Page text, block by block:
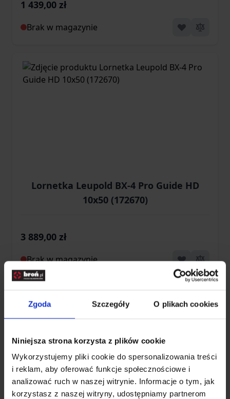
Zgoda Szczegóły O plikach cookies
Niniejsza strona korzysta z plików cookie
Wykorzystujemy pliki cookie do spersonalizowania treści
i reklam, aby oferować funkcje społecznościowe i
analizować ruch w naszej witrynie. Informacje o tym, jak
korzystasz z naszej witryny, udostępniamy partnerom
1 439,00 zł
Brak w magazynie
Lornetka Leupold BX-4 Pro Guide HD
10x50 (172670)
3 889,00 zł
Brak w magazynie